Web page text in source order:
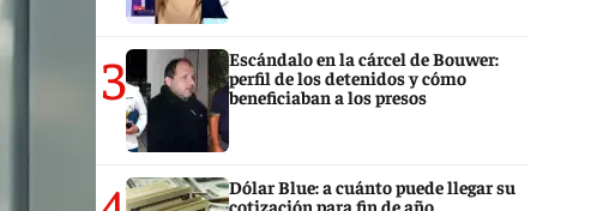
3
Escándalo en la cárcel de Bouwer:
perfil de los detenidos y cómo
beneficiaban a los presos
Dólar Blue: a cuánto puede llegar su
cotización para fin de año